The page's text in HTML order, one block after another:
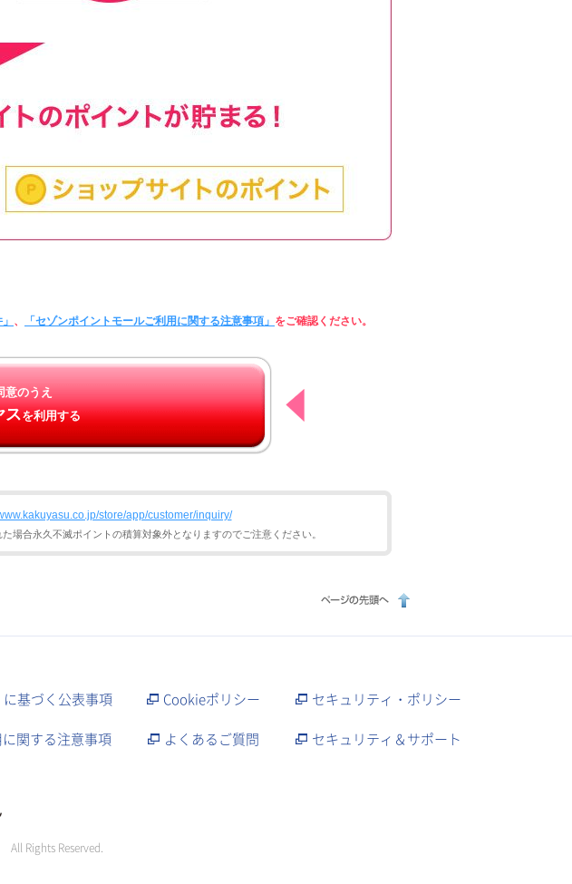
、 「セゾンポイントモールご利用に関する注意事項」 をご確認ください。
意のうえ
スを利用する
store/app/customer/inquiry/
場合永久不滅ポイントの積算対象外となりますのでご注意ください。
に基づく公表事項 Cookieポリシー
セキュリティ・ポリシー
関する注意事項 よくあるご質問
セキュリティ＆サポート
All Rights Reserved.